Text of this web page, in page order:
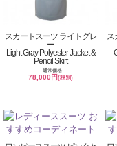
スカートスーツ ライトグレ
ー
Light Gray Polyester Jacket &
Pencil Skirt
通常価格
78,000円(税別)
ス